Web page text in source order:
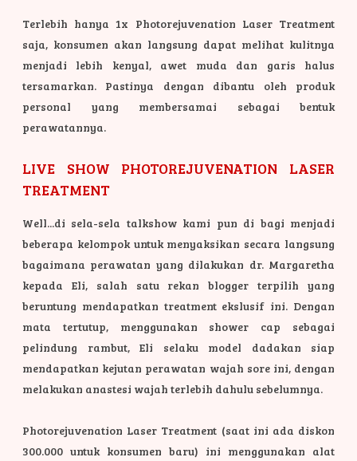
Terlebih hanya 1x Photorejuvenation Laser Treatment
saja, konsumen akan langsung dapat melihat kulitnya
menjadi lebih kenyal, awet muda dan garis halus
tersamarkan. Pastinya dengan dibantu oleh produk
personal yang membersamai sebagai bentuk
perawatannya.
LIVE SHOW PHOTOREJUVENATION LASER
TREATMENT
Well...di sela-sela talkshow kami pun di bagi menjadi
beberapa kelompok untuk menyaksikan secara langsung
bagaimana perawatan yang dilakukan dr. Margaretha
kepada Eli, salah satu rekan blogger terpilih yang
beruntung mendapatkan treatment ekslusif ini. Dengan
mata tertutup, menggunakan shower cap sebagai
pelindung rambut, Eli selaku model dadakan siap
mendapatkan kejutan perawatan wajah sore ini, dengan
melakukan anastesi wajah terlebih dahulu sebelumnya.
Photorejuvenation Laser Treatment (saat ini ada diskon
300.000 untuk konsumen baru) ini menggunakan alat